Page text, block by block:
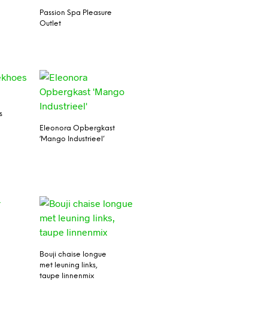
Passion Spa Pleasure
Outlet
Eleonora Opbergkast
‘Mango Industrieel’
Bouji chaise longue
met leuning links,
taupe linnenmix